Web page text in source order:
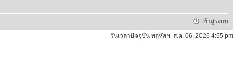
เข้าสู่ระบบ
วันเวลาปัจจุบัน พฤหัสฯ. ส.ค. 06, 2026 4:55 pm